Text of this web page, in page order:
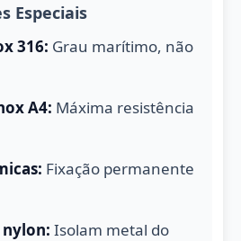
Especiais
316: Grau marítimo, não
A4: Máxima resistência
Fixação permanente
Isolam metal do